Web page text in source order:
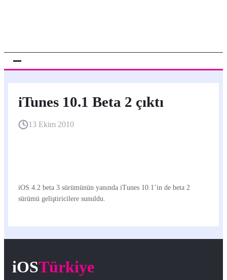
iTunes 10.1 Beta 2 çıktı
13 Ekim 2010
iOS 4.2 beta 3 sürümünün yanında iTunes 10.1’in de beta 2
sürümü geliştiricilere sunuldu.
iOSTürkiye